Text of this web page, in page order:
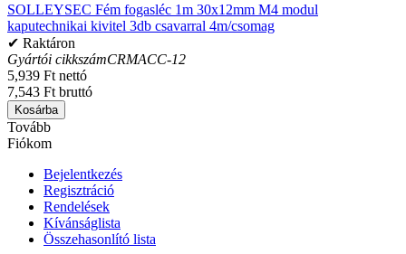
SOLLEYSEC Fém fogasléc 1m 30x12mm M4 modul
kaputechnikai kivitel 3db csavarral 4m/csomag
✔ Raktáron
Gyártói cikkszámCRMACC-12
5,939 Ft nettó
7,543 Ft bruttó
Kosárba
Tovább
Fiókom
Bejelentkezés
Regisztráció
Rendelések
Kívánságlista
Összehasonlító lista